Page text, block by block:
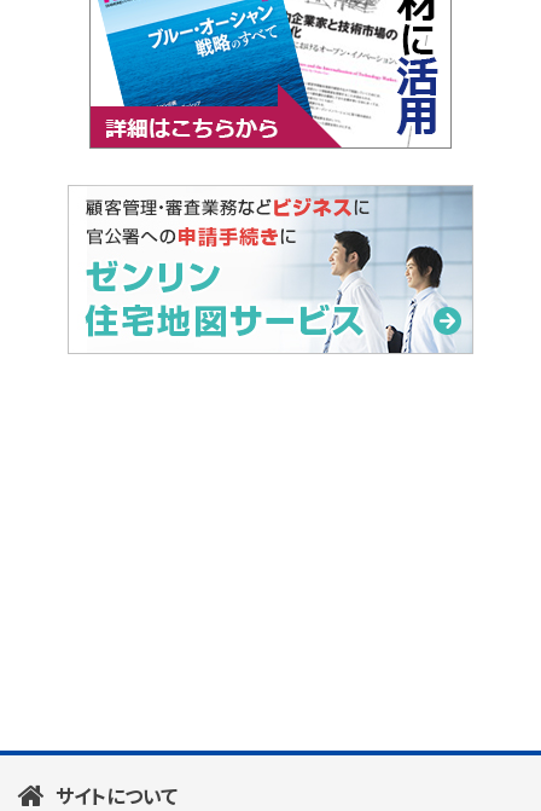
サイトについて